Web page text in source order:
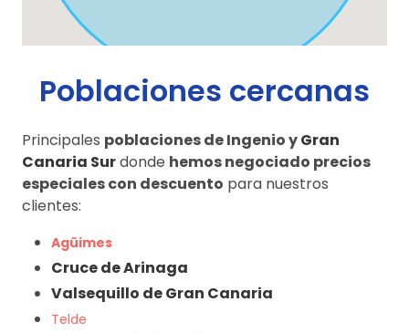
Poblaciones cercanas
Principales poblaciones de Ingenio yGran
Canaria Surdonde hemos negociado precios
especiales con descuento para nuestros
clientes:
Agüimes
Cruce de Arinaga
Valsequillo de Gran Canaria
Telde